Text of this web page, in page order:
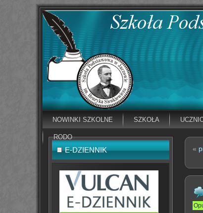
NOWINKI SZKOLNE SZKOŁA
RODO
E-DZIENNIK «